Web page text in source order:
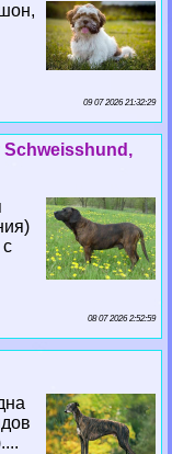
09 07 2026 21:32:29
Schweisshund,
08 07 2026 2:52:59